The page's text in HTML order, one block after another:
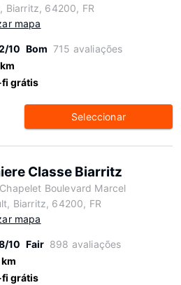
Biarritz, 64200, FR
mapa
10 Bom 715 avaliações
grátis
Seleccionar
Classe Biarritz
Boulevard Marcel
Biarritz, 64200, FR
mapa
10 Fair 898 avaliações
grátis